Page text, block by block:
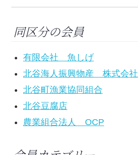
同区分の会員
有限会社 魚しげ
北谷海人振興物産 株式会社
北谷町漁業協同組合
北谷豆腐店
農業組合法人 OCP